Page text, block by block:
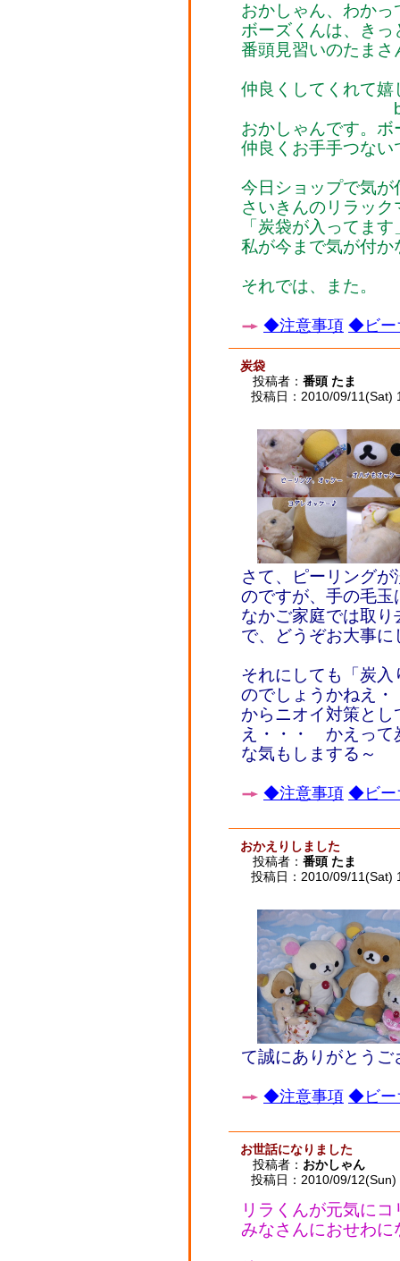
おかしゃん、わかっ
ボーズくんは、き
番頭見習いのたま
仲良くしてくれて嬉
byひろ
おかしゃんです。
仲良くお手手つない
今日ショップで気が
さいきんのリラッ
「炭袋が入ってま
私が今まで気が付
それでは、また。
◆注意事項 ◆ビー
炭袋
投稿者： 番頭 たま
投稿日：2010/09/11(Sat)
さて、ピーリング
のですが、手の毛
なかご家庭では取
で、どうぞお大事に
それにしても「炭
のでしょうかねえ
からニオイ対策と
え・・・ かえって
な気もしまする～
◆注意事項 ◆ビー
おかえりしました
投稿者： 番頭 たま
投稿日：2010/09/11(Sat)
て誠にありがとうご
◆注意事項 ◆ビー
お世話になりました
投稿者： おかしゃん
投稿日：2010/09/
リラくんが元気に
みなさんにおせわに